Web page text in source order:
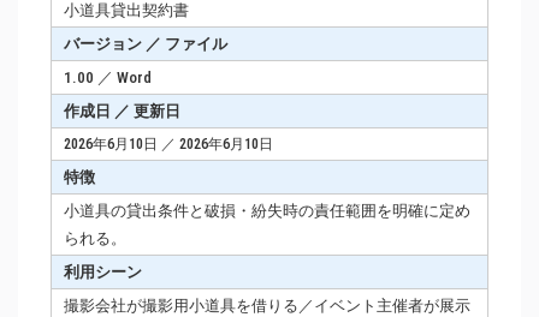
小道具貸出契約書
バージョン ／ ファイル
1.00 ／ Word
作成日 ／ 更新日
2026年6月10日 ／ 2026年6月10日
特徴
小道具の貸出条件と破損・紛失時の責任範囲を明確に定め
られる。
利用シーン
撮影会社が撮影用小道具を借りる／イベント主催者が展示